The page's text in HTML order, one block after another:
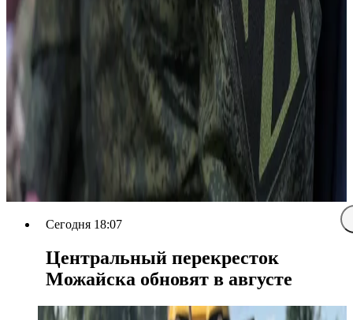
Сегодня 18:07
Центральный перекресток
Можайска обновят в августе